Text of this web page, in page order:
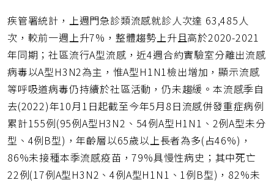
疾管署統計，上週門急診類流感就診人次達 63,485人
次，較前一週上升7%，整體趨勢上升且高於2020-2021
年同期；社區流行A型流感，近4週合約實驗室分離出流感
病毒以A型H3N2為主，惟A型H1N1檢出增加，顯示流感
等呼吸道病毒仍持續於社區活動，仍未趨緩。本流感季自
去(2022)年10月1日起截至今年5月8日流感併發重症病例
累計155例(95例A型H3N2、54例A型H1N1、2例A型未分
型、4例B型)，年齡層以65歲以上長者為多(占46%)，
86%未接種本季流感疫苗，79%具慢性病史；其中死亡
22例(17例A型H3N2、4例A型H1N1、1例B型)，82%未